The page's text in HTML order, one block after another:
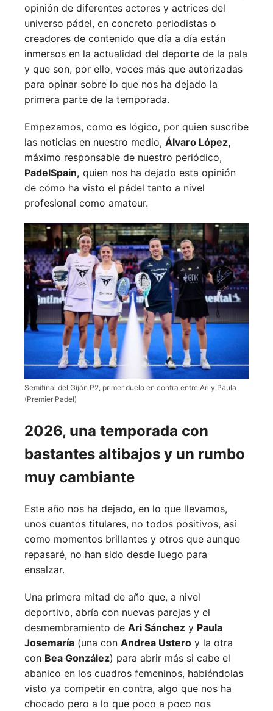
opinión de diferentes actores y actrices del
universo pádel, en concreto periodistas o
creadores de contenido que día a día están
inmersos en la actualidad del deporte de la pala
y que son, por ello, voces más que autorizadas
para opinar sobre lo que nos ha dejado la
primera parte de la temporada.
Empezamos, como es lógico, por quien suscribe
las noticias en nuestro medio, Álvaro López,
máximo responsable de nuestro periódico,
PadelSpain, quien nos ha dejado esta opinión
de cómo ha visto el pádel tanto a nivel
profesional como amateur.
Semifinal del Gijón P2, primer duelo en contra entre Ari y Paula
(Premier Padel)
2026, una temporada con
bastantes altibajos y un rumbo
muy cambiante
Este año nos ha dejado, en lo que llevamos,
unos cuantos titulares, no todos positivos, así
como momentos brillantes y otros que aunque
repasaré, no han sido desde luego para
ensalzar.
Una primera mitad de año que, a nivel
deportivo, abría con nuevas parejas y el
desmembramiento de Ari Sánchez y Paula
Josemaría (una con Andrea Ustero y la otra
con Bea González) para abrir más si cabe el
abanico en los cuadros femeninos, habiéndolas
visto ya competir en contra, algo que nos ha
chocado pero a lo que poco a poco nos